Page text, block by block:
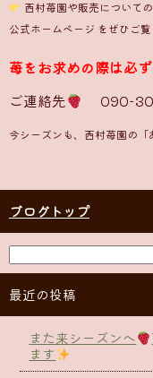
西村苺園や販売について
公式ホームページ をぜひご
苺をお求めの際は必
ご連絡先
090-
今シーズンも、西村苺園の
ブログトップ
最近の投稿
また来シーズンへ
ます